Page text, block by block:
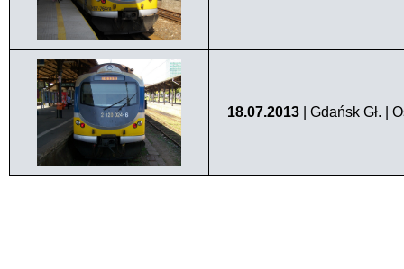
18.07.2013 | Gdańsk Gł. |